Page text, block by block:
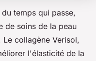
temps qui passe,
de soins de la peau
collagène Verisol,
l'élasticité de la